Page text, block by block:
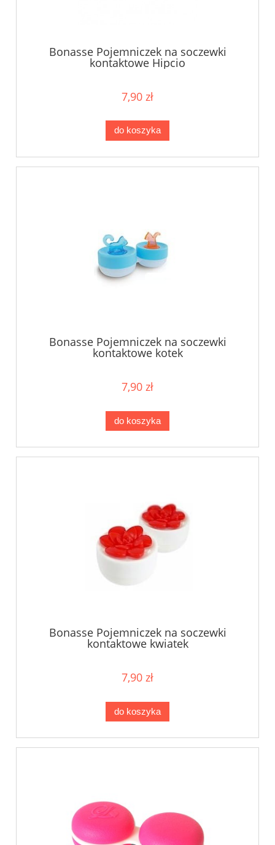
Bonasse Pojemniczek na soczewki
kontaktowe Hipcio
7,90 zł
do koszyka
Bonasse Pojemniczek na soczewki
kontaktowe kotek
7,90 zł
do koszyka
Bonasse Pojemniczek na soczewki
kontaktowe kwiatek
7,90 zł
do koszyka